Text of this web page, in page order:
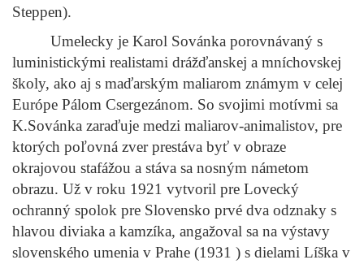
Steppen).
Umelecky je Karol Sovánka porovnávaný s
luministickými realistami drážďanskej a mníchovskej
školy, ako aj s maďarským maliarom známym v celej
Európe Pálom Csergezánom. So svojimi motívmi sa
K.Sovánka zaraďuje medzi maliarov-animalistov, pre
ktorých poľovná zver prestáva byť v obraze
okrajovou stafážou a stáva sa nosným námetom
obrazu. Už v roku 1921 vytvoril pre Lovecký
ochranný spolok pre Slovensko prvé dva odznaky s
hlavou diviaka a kamzíka, angažoval sa na výstavy
slovenského umenia v Prahe (1931 ) s dielami Líška v